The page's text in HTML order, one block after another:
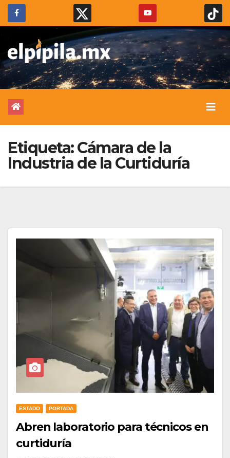
Etiqueta:Cámara de la
Industria de la Curtiduría
ESTADO PORTADA
Abren laboratorio para técnicos en
curtiduría